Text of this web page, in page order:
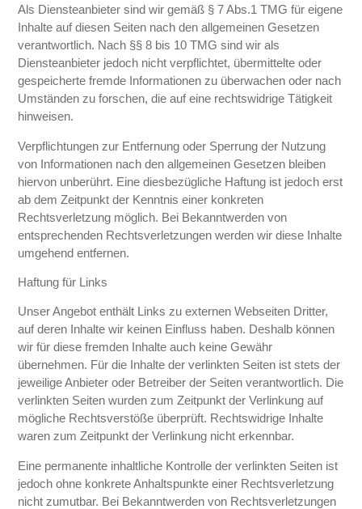
Als Diensteanbieter sind wir gemäß § 7 Abs.1 TMG für eigene
Inhalte auf diesen Seiten nach den allgemeinen Gesetzen
verantwortlich. Nach §§ 8 bis 10 TMG sind wir als
Diensteanbieter jedoch nicht verpflichtet, übermittelte oder
gespeicherte fremde Informationen zu überwachen oder nach
Umständen zu forschen, die auf eine rechtswidrige Tätigkeit
hinweisen.
Verpflichtungen zur Entfernung oder Sperrung der Nutzung
von Informationen nach den allgemeinen Gesetzen bleiben
hiervon unberührt. Eine diesbezügliche Haftung ist jedoch erst
ab dem Zeitpunkt der Kenntnis einer konkreten
Rechtsverletzung möglich. Bei Bekanntwerden von
entsprechenden Rechtsverletzungen werden wir diese Inhalte
umgehend entfernen.
Haftung für Links
Unser Angebot enthält Links zu externen Webseiten Dritter,
auf deren Inhalte wir keinen Einfluss haben. Deshalb können
wir für diese fremden Inhalte auch keine Gewähr
übernehmen. Für die Inhalte der verlinkten Seiten ist stets der
jeweilige Anbieter oder Betreiber der Seiten verantwortlich. Die
verlinkten Seiten wurden zum Zeitpunkt der Verlinkung auf
mögliche Rechtsverstöße überprüft. Rechtswidrige Inhalte
waren zum Zeitpunkt der Verlinkung nicht erkennbar.
Eine permanente inhaltliche Kontrolle der verlinkten Seiten ist
jedoch ohne konkrete Anhaltspunkte einer Rechtsverletzung
nicht zumutbar. Bei Bekanntwerden von Rechtsverletzungen